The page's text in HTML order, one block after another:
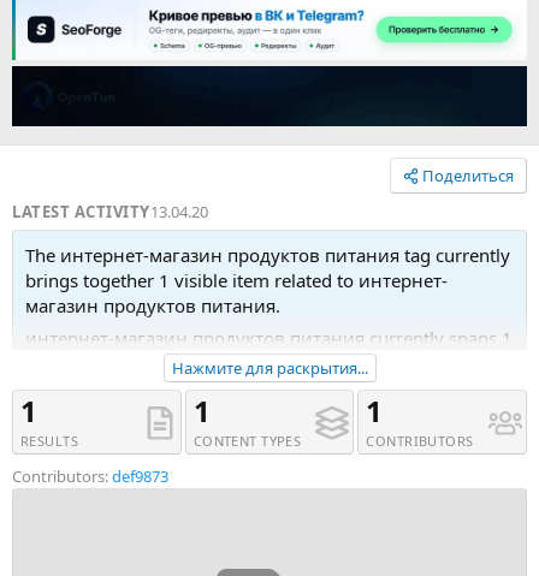
Поделиться
LATEST ACTIVITY13.04.20
The интернет-магазин продуктов питания tag currently
brings together 1 visible item related to интернет-
магазин продуктов питания.
интернет-магазин продуктов питания currently spans 1
content type. Main matches include Тема (1). Последняя
активность была 13.04.20 в 17:47.
Recent tagged content includes Тема 'Крайт: Продукты
питания.Retail | krayt.retail'.
Нажмите для раскрытия...
1
RESULTS
1
CONTENT TYPES
1
CONTRIBUTORS
Contributors:def9873